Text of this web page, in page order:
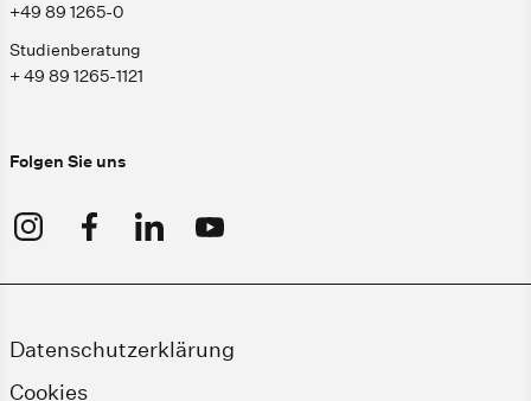
+49 89 1265-0
Studienberatung
+ 49 89 1265-1121
Folgen Sie uns
Datenschutzerklärung
Cookies